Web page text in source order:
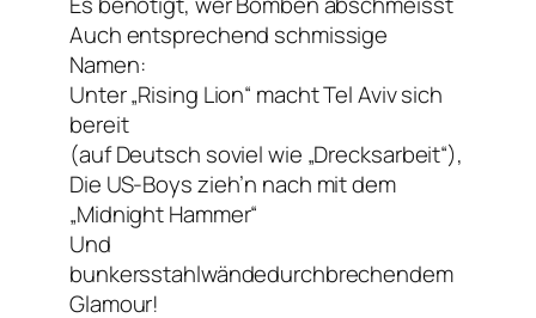
Auch entsprechend schmissige
Namen:
Unter „Rising Lion“ macht Tel Aviv sich
bereit
(auf Deutsch soviel wie „Drecksarbeit“),
Die US-Boys zieh’n nach mit dem
„Midnight Hammer“
Und
bunkersstahlwändedurchbrechendem
Glamour!